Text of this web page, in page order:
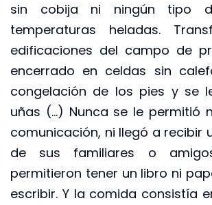
sin cobija ni ningún tipo
temperaturas heladas.
edificaciones del campo de
encerrado en celdas sin
congelación de los pies y se
uñas (…) Nunca se le permitió
comunicación, ni llegó a recibir
de sus familiares o
permitieron tener un libro ni
escribir. Y la comida consistía